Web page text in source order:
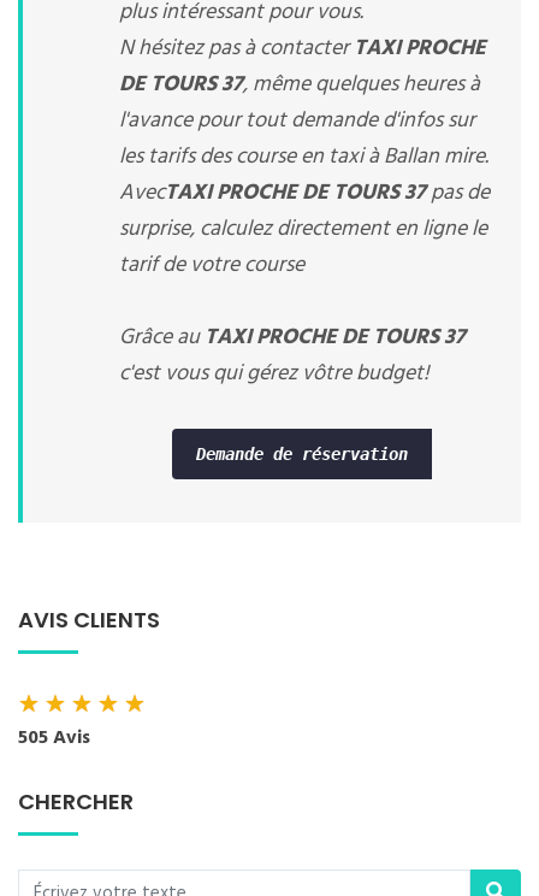
plus intéressant pour vous.
N hésitez pas à contacterTAXI PROCHE
DE TOURS 37, même quelques heures à
l'avance pour tout demande d'infos sur
les tarifs des course en taxi à Ballan mire.
AvecTAXI PROCHE DE TOURS 37pas de
surprise, calculez directement en ligne le
tarif de votre course
Grâce au TAXI PROCHE DE TOURS 37
c'est vous qui gérez vôtre budget!
Demande de réservation
AVIS CLIENTS
★★★★★
505 Avis
CHERCHER